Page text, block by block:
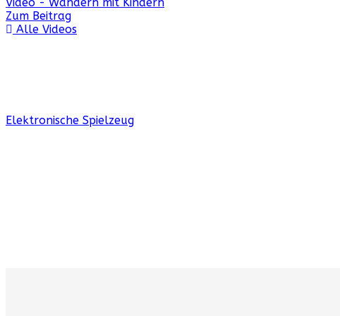
Zum Beitrag
Alle Videos
Elektronische Spielzeug